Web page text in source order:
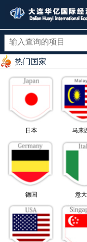
热门国家
日本 马来
德国 意